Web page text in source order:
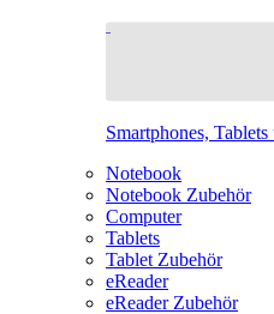
Smartphones,
Notebook
Notebook Zubehör
Computer
Tablets
Tablet Zubehör
eReader
eReader Zubehör